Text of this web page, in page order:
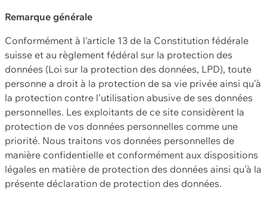
Remarque générale
Conformément à l'article 13 de la Constitution fédérale
suisse et au règlement fédéral sur la protection des
données (Loi sur la protection des données, LPD), toute
personne a droit à la protection de sa vie privée ainsi qu'à
la protection contre l'utilisation abusive de ses données
personnelles. Les exploitants de ce site considèrent la
protection de vos données personnelles comme une
priorité. Nous traitons vos données personnelles de
manière confidentielle et conformément aux dispositions
légales en matière de protection des données ainsi qu'à la
présente déclaration de protection des données.